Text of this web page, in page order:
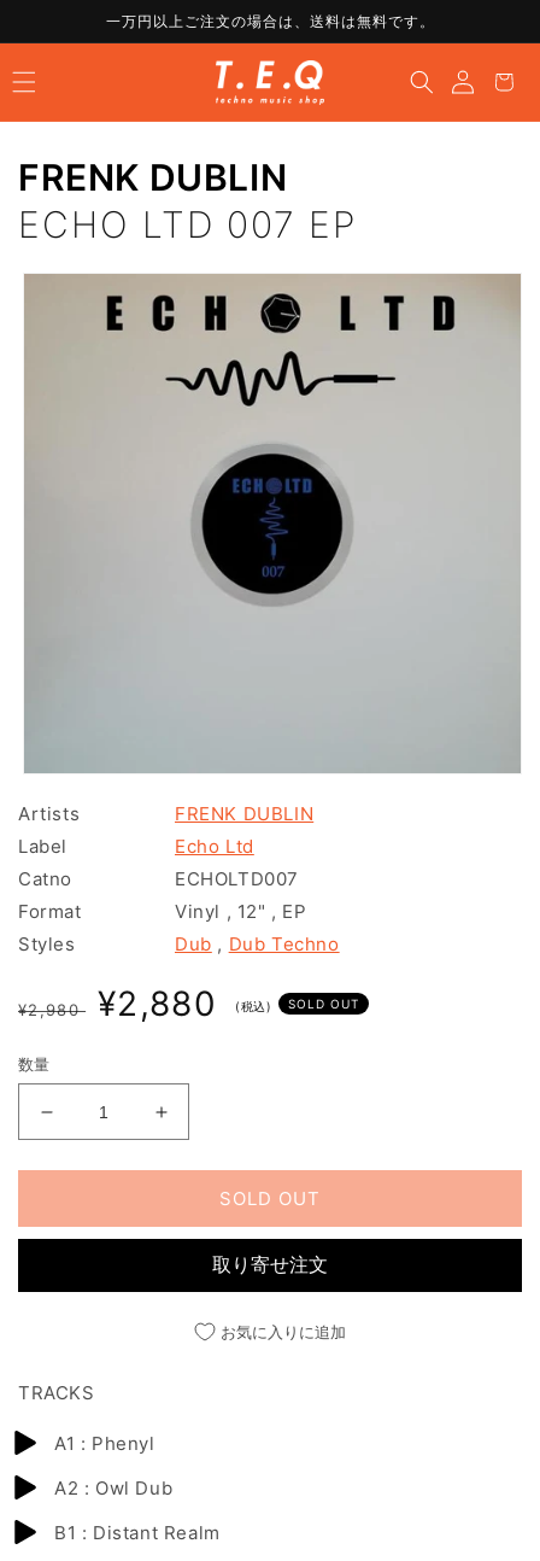
進む
一万円以上ご注文の場合は、送料は無料です。
グ
イ
ン
ー
FRENK DUBLIN
ECHO LTD 007 EP
商品情
ー
ル
で
メ
デ
ィ
ア
開
Artists
FRENK DUBLIN
Label
Echo Ltd
Catno
ECHOLTD007
Format
Vinyl , 12" , EP
Styles
Dub , Dub Techno
常
価
格
¥2,980
セ
ー
価
格
¥2,880 (税込) SOLD OUT
数量
ECHO
LTD
007
の
す
ECHO
LTD
007
の
SOLD OUT
取り寄せ注文
お気に入りに追加
TRACKS
A1 : Phenyl
A2 : Owl Dub
B1 : Distant Realm